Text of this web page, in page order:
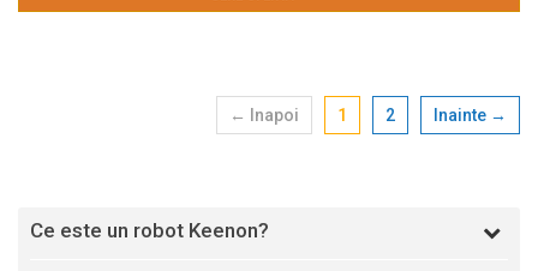
Ce este un robot Keenon?
← Inapoi 1 2 Inainte →